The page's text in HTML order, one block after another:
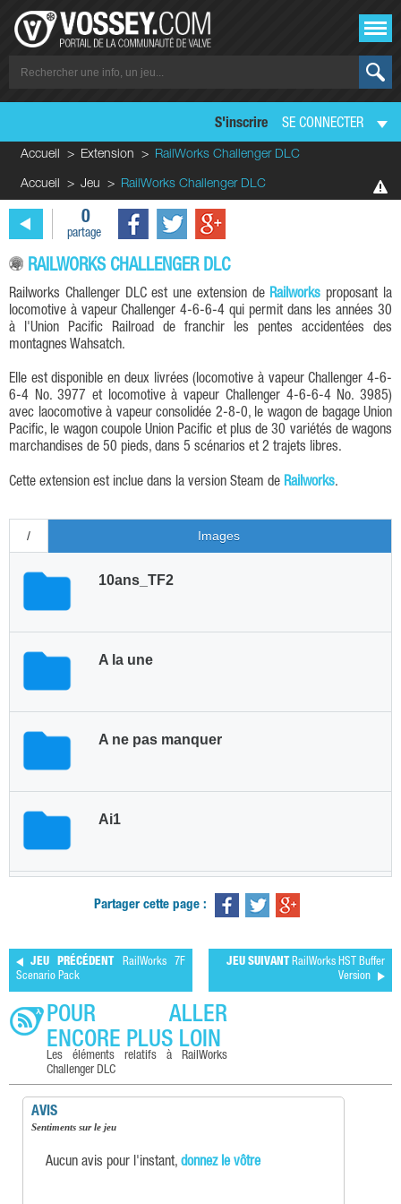
S'inscrire SE CONNECTER
Accueil Extension RailWorks Challenger DLC
Accueil Jeu RailWorks Challenger DLC
0
partage
RAILWORKS CHALLENGER DLC
Railworks Challenger DLC est une extension de Railworks proposant la
locomotive à vapeur Challenger 4-6-6-4 qui permit dans les années 30
à l'Union Pacific Railroad de franchir les pentes accidentées des
montagnes Wahsatch.
Elle est disponible en deux livrées (locomotive à vapeur Challenger 4-6-
6-4 No. 3977 et locomotive à vapeur Challenger 4-6-6-4 No. 3985)
avec laocomotive à vapeur consolidée 2-8-0, le wagon de bagage Union
Pacific, le wagon coupole Union Pacific et plus de 30 variétés de wagons
marchandises de 50 pieds, dans 5 scénarios et 2 trajets libres.
Cette extension est inclue dans la version Steam de Railworks.
Partager cette page :
JEU PRÉCÉDENT
RailWorks 7F
Scenario Pack
JEU SUIVANT RailWorks HST Buffer
Version
POUR ALLER
ENCORE PLUS LOIN
Les éléments relatifs à RailWorks
Challenger DLC
AVIS
Sentiments sur le jeu
Aucun avis pour l'instant, donnez le vôtre